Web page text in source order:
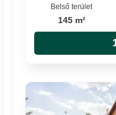
Belső terület
145 m²